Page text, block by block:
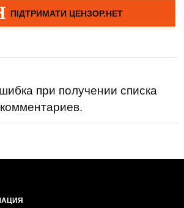
при получении списка
комментариев.